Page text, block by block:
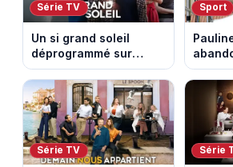
Série TV
Un si grand soleil
déprogrammé sur
France 3 : cinq
épisodes inédits
diffusés le 13 août
Sport
la 8e
Série TV Série